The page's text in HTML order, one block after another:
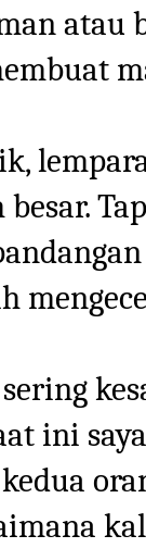
atau
ini